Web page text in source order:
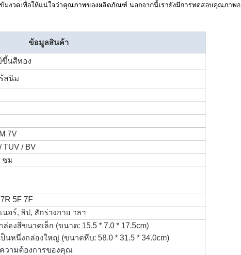
มงวดเพื่อให้แน่ใจว่าคุณภาพของผลิตภัณฑ์ นอกจากนี้เรายังมีการทดสอบคุณภาพอ
ข้อมูลสินค้า
ขึ้นสีทอง
สนิม
7V
TUV / BV
ซม
5F 7F
นอร์, ลิป, สักร่างกาย ฯลฯ
ล่องสีขนาดเล็ก (ขนาด: 15.5 * 7.0 * 17.5cm)
ป็นหนึ่งกล่องใหญ่ (ขนาดหีบ: 58.0 * 31.5 * 34.0cm)
วามต้องการของคุณ